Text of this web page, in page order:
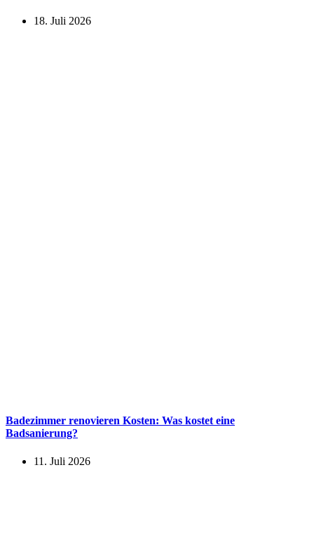
18. Juli 2026
Badezimmer renovieren Kosten: Was kostet eine
Badsanierung?
11. Juli 2026